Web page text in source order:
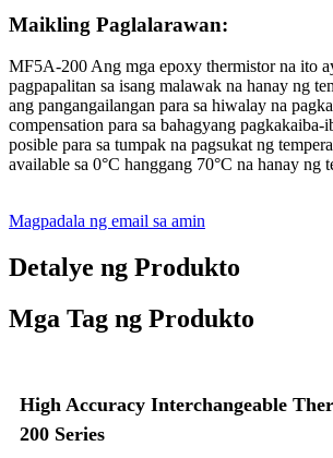
Maikling Paglalarawan:
MF5A-200 Ang mga epoxy thermistor na ito
pagpapalitan sa isang malawak na hanay ng
ang pangangailangan para sa hiwalay na
compensation para sa bahagyang
posible para sa tumpak na pagsukat ng
available sa 0°C hanggang 70°C na hanay ng
Magpadala ng email sa amin
Detalye ng Produkto
Mga Tag ng Produkto
High Accuracy Interchangeable
200 Series